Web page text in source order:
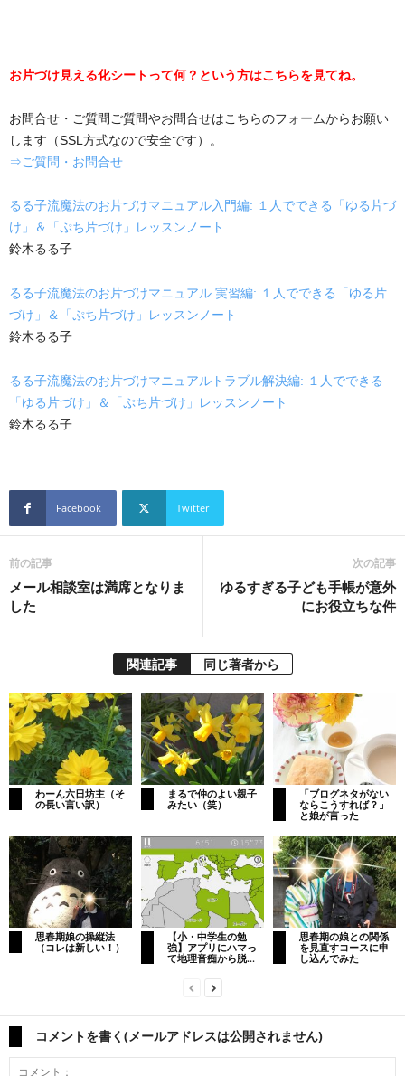
お片づけ見える化シートって何？という方はこちらを見てね。
お問合せ・ご質問ご質問やお問合せはこちらのフォームからお願い
します（SSL方式なので安全です）。
⇒ご質問・お問合せ
るる子流魔法のお片づけマニュアル入門編: １人でできる「ゆる片づ
け」＆「ぷち片づけ」レッスンノート
鈴木るる子
るる子流魔法のお片づけマニュアル 実習編: １人でできる「ゆる片
づけ」＆「ぷち片づけ」レッスンノート
鈴木るる子
るる子流魔法のお片づけマニュアルトラブル解決編: １人でできる
「ゆる片づけ」＆「ぷち片づけ」レッスンノート
鈴木るる子
Facebook Twitter
前の記事
メール相談室は満席となりま
した
次の記事
ゆるすぎる子ども手帳が意外
にお役立ちな件
関連記事 同じ著者から
わーん六日坊主（そ
の長い言い訳）
まるで仲のよい親子
みたい（笑）
「ブログネタがない
ならこうすれば？」
と娘が言った
思春期娘の操縦法
（コレは新しい！）
【小・中学生の勉
強】アプリにハマっ
て地理音痴から脱...
思春期の娘との関係
を見直すコースに申
し込んでみた
コメントを書く(メールアドレスは公開されません)